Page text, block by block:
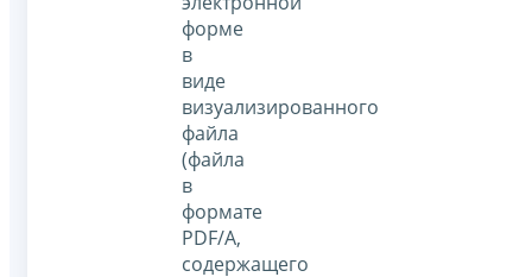
форме
в
виде
визуализированного
файла
(файла
в
формате
PDF/A,
содержащего